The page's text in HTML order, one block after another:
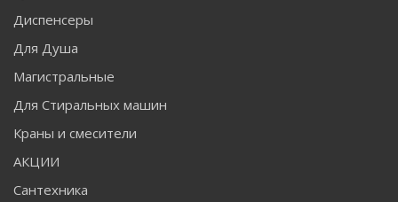
Диспенсеры
Для Душа
Магистральные
Для Стиральных машин
Краны и смесители
АКЦИИ
Сантехника